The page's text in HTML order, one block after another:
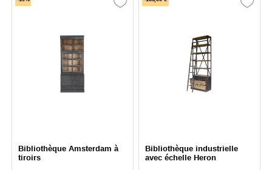
Bibliothèque Amsterdam à
tiroirs
Bibliothèque industrielle
avec échelle Heron